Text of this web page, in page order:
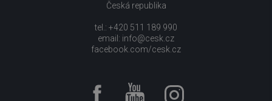
Česká republika
tel.: +420 511 189 990
email: info@cesk.cz
facebook.com/cesk.cz